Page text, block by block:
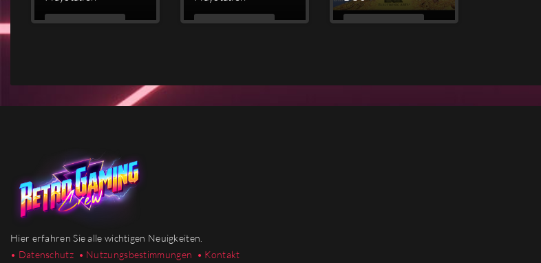
MEHR MEHR MEHR
Hier erfahren Sie alle wichtigen Neuigkeiten.
• Datenschutz • Nutzungsbestimmungen • Kontakt